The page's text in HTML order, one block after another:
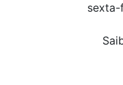
sexta-